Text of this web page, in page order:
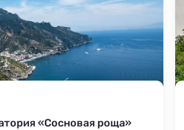
«Сосновая роща»